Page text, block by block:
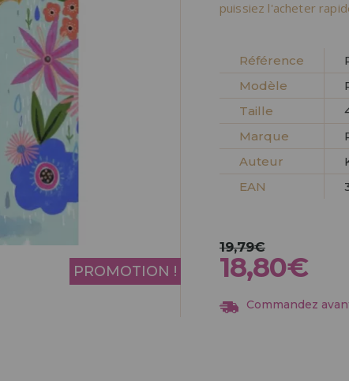
Allez-y! Nous vous
puissiez l'acheter
Référence
Modèle
Taille
Marque
Auteur
EAN
PROMOTION !
19,79€
18,80€
Commandez